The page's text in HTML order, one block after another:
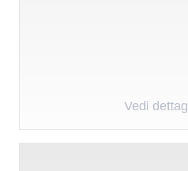
Vedi